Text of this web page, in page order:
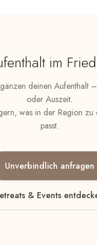
im
deinen Aufenthalt
oder Auszeit.
was in der Region zu
passt.
Unverbindlich anfragen
& Events